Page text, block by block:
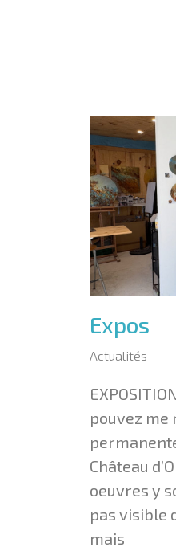
Expos
Actualités
pouvez
Château
oeuvres y
pas visible
mais